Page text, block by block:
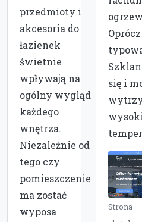
przedmioty i
akcesoria do
łazienek
świetnie
wpływają na
ogólny wygląd
każdego
wnętrza.
Niezależnie od
tego czy
pomieszczenie
ma zostać
wyposa
się i
Strona